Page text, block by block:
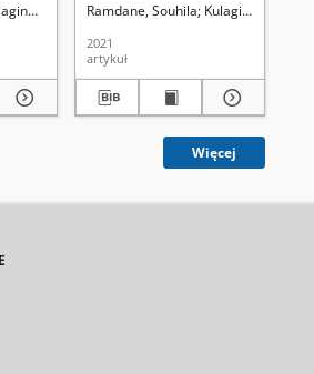
Olga. Redaktor Maziarczyk, Anna. Redaktor
Ramdane, Souhila Kulagina, Olga.
2021
artykuł
Więcej